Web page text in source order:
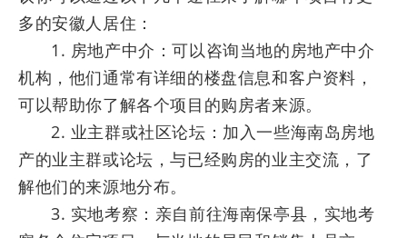
多的安徽人居住：
1. 房地产中介：可以咨询当地的房地产中介
机构，他们通常有详细的楼盘信息和客户资料，
可以帮助你了解各个项目的购房者来源。
2. 业主群或社区论坛：加入一些海南岛房地
产的业主群或论坛，与已经购房的业主交流，了
解他们的来源地分布。
3. 实地考察：亲自前往海南保亭县，实地考